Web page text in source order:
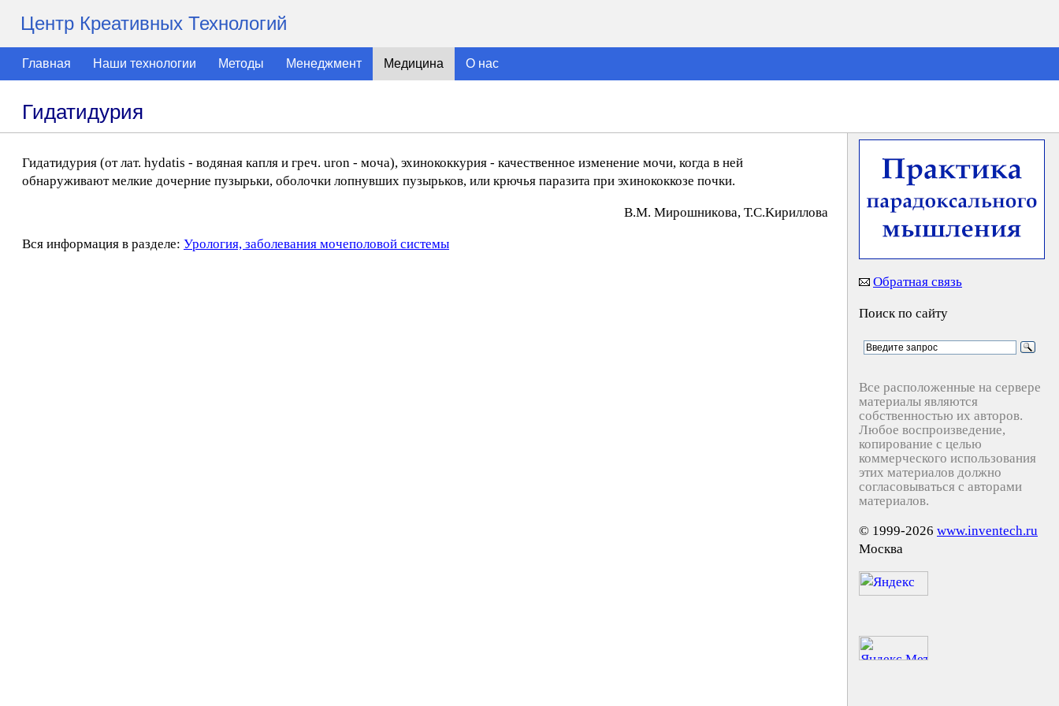
Центр Креативных Технологий
Главная Наши технологии Методы Менеджмент Медицина О нас
Гидатидурия
Гидатидурия (от лат. hydatis - водяная капля и греч. uron - моча), эхинококкурия - качественное изменение мочи, когда в ней
обнаруживают мелкие дочерние пузырьки, оболочки лопнувших пузырьков, или крючья паразита при эхинококкозе почки.
В.М. Mиpoшникoвa, Т.С.Kиpиллoвa
Вся информация в разделе: Урология, заболевания мочеполовой системы
Обратная связь
Поиск по сайту
Все расположенные на сервере
материалы являются
собственностью их авторов.
Любое воспроизведение,
копирование с целью
коммерческого использования
этих материалов должно
согласовываться с авторами
материалов.
© 1999-2026 www.inventech.ru
Москва